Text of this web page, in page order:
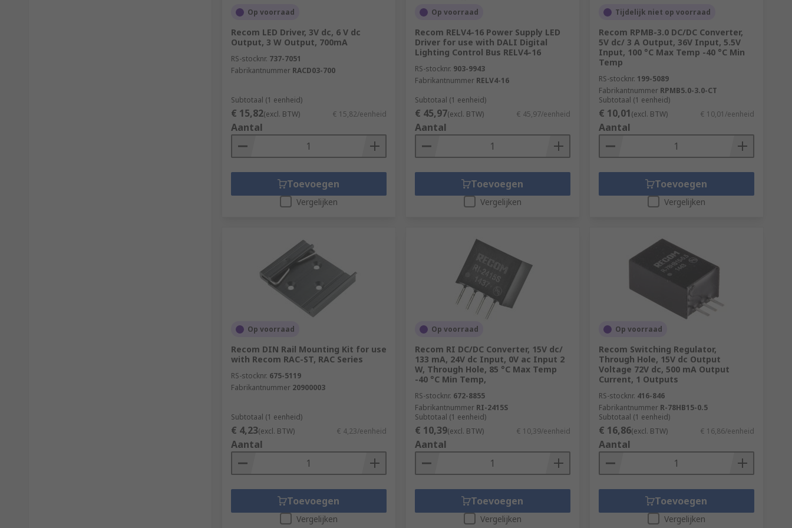
Op voorraad
Recom LED Driver, 3V dc, 6 V dc
Output, 3 W Output, 700mA
RS-stocknr. 737-7051
Fabrikantnummer RACD03-700
Subtotaal (1 eenheid)
€ 15,82(excl. BTW) € 15,82/eenheid
Aantal
Toevoegen
Vergelijken
Op voorraad
Recom RELV4-16 Power Supply LED
Driver for use with DALI Digital
Lighting Control Bus RELV4-16
RS-stocknr. 903-9943
Fabrikantnummer RELV4-16
Subtotaal (1 eenheid)
€ 45,97(excl. BTW) € 45,97/eenheid
Aantal
Toevoegen
Vergelijken
Tijdelijk niet op voorraad
Recom RPMB-3.0 DC/DC Converter,
5V dc/ 3 A Output, 36V Input, 5.5V
Input, 100 °C Max Temp -40 °C Min
Temp
RS-stocknr. 199-5089
Fabrikantnummer RPMB5.0-3.0-CT
Subtotaal (1 eenheid)
€ 10,01(excl. BTW) € 10,01/eenheid
Aantal
Toevoegen
Vergelijken
Op voorraad
Recom DIN Rail Mounting Kit for use
with Recom RAC-ST, RAC Series
RS-stocknr. 675-5119
Fabrikantnummer 20900003
Subtotaal (1 eenheid)
€ 4,23(excl. BTW) € 4,23/eenheid
Aantal
Toevoegen
Vergelijken
Op voorraad
Recom RI DC/DC Converter, 15V dc/
133 mA, 24V dc Input, 0V ac Input 2
W, Through Hole, 85 °C Max Temp
-40 °C Min Temp,
RS-stocknr. 672-8855
Fabrikantnummer RI-2415S
Subtotaal (1 eenheid)
€ 10,39(excl. BTW) € 10,39/eenheid
Aantal
Toevoegen
Vergelijken
Op voorraad
Recom Switching Regulator,
Through Hole, 15V dc Output
Voltage 72V dc, 500 mA Output
Current, 1 Outputs
RS-stocknr. 416-846
Fabrikantnummer R-78HB15-0.5
Subtotaal (1 eenheid)
€ 16,86(excl. BTW) € 16,86/eenheid
Aantal
Toevoegen
Vergelijken